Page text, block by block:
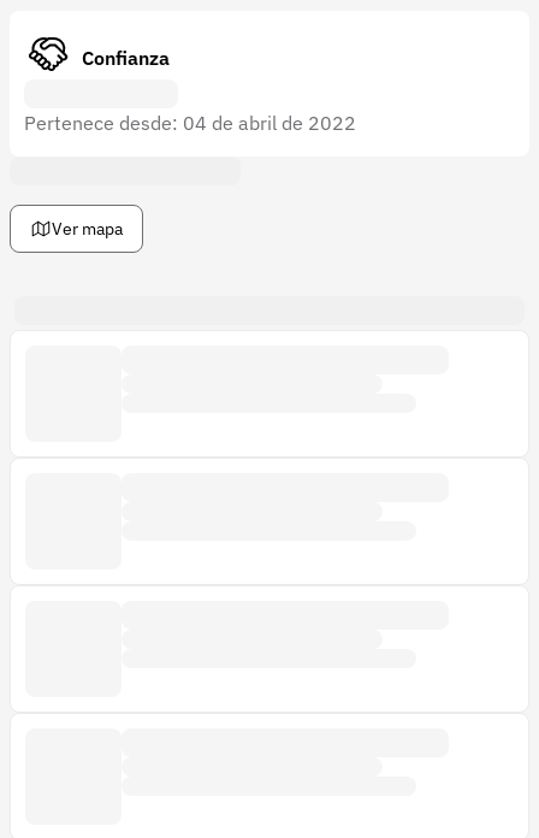
Confianza
Pertenece desde: 04 de abril de 2022
Ver mapa
Versión 5.45.0